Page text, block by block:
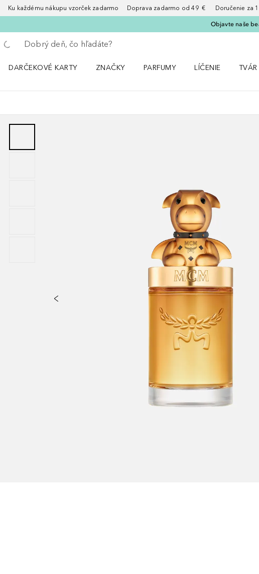
Ku každému nákupu vzorček zadarmo Doprava zadarmo od 49 € Doručenie za 1
Objavte naše
Choď späť
Vykonajte vyhľadávanie
DARČEKOVÉ KARTY
ZNAČKY
PARFUMY
LÍČENIE
TVÁR